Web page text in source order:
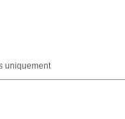
uniquement